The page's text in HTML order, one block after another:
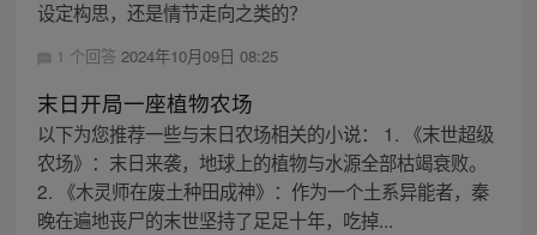
设定构思，还是情节走向之类的？
1 个回答 2024年10月09日 08:25
末日开局一座植物农场
以下为您推荐一些与末日农场相关的小说： 1. 《末世超级
农场》：末日来袭，地球上的植物与水源全部枯竭衰败。
2. 《木灵师在废土种田成神》：作为一个土系异能者，秦
晚在遍地丧尸的末世坚持了足足十年，吃掉...